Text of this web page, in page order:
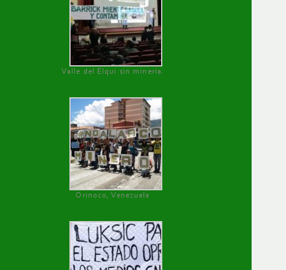
Valle del Elqui sin minería.
Orinoco, Venezuela